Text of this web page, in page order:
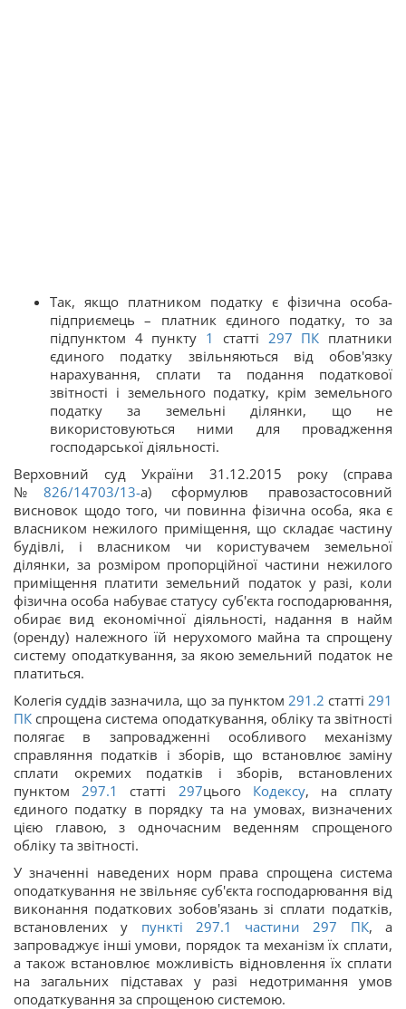
Так, якщо платником податку є фізична особа-
підприємець – платник єдиного податку, то за
підпунктом 4 пункту 1 статті 297 ПК платники
єдиного податку звільняються від обов'язку
нарахування, сплати та подання податкової
звітності і земельного податку, крім земельного
податку за земельні ділянки, що не
використовуються ними для провадження
господарської діяльності.
Верховний суд України 31.12.2015 року (справа
№ 826/14703/13-а) сформулюв правозастосовний
висновок щодо того, чи повинна фізична особа, яка є
власником нежилого приміщення, що складає частину
будівлі, і власником чи користувачем земельної
ділянки, за розміром пропорційної частини нежилого
приміщення платити земельний податок у разі, коли
фізична особа набуває статусу суб'єкта господарювання,
обирає вид економічної діяльності, надання в найм
(оренду) належного їй нерухомого майна та спрощену
систему оподаткування, за якою земельний податок не
платиться.
Колегія суддів зазначила, що за пунктом 291.2 статті 291
ПК спрощена система оподаткування, обліку та звітності
полягає в запровадженні особливого механізму
справляння податків і зборів, що встановлює заміну
сплати окремих податків і зборів, встановлених
пунктом297.1 статті 297цього Кодексу, на сплату
єдиного податку в порядку та на умовах, визначених
цією главою, з одночасним веденням спрощеного
обліку та звітності.
У значенні наведених норм права спрощена система
оподаткування не звільняє суб'єкта господарювання від
виконання податкових зобов'язань зі сплати податків,
встановлених у пункті 297.1 частини 297 ПК, а
запроваджує інші умови, порядок та механізм їх сплати,
а також встановлює можливість відновлення їх сплати
на загальних підставах у разі недотримання умов
оподаткування за спрощеною системою.